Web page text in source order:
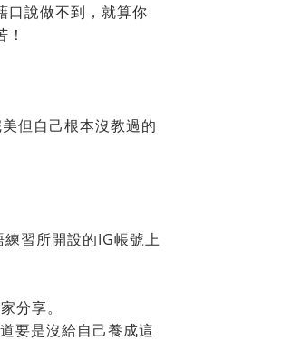
口說做不到，就算你
但自己根本沒教過的
習所開設的IG帳號上
分享。
要是沒給自己養成這